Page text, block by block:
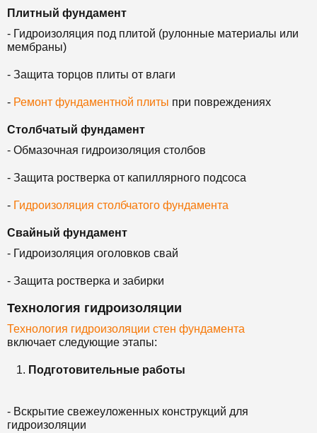
Плитный фундамент
- Гидроизоляция под плитой (рулонные материалы или
мембраны)
- Защита торцов плиты от влаги
- Ремонт фундаментной плиты при повреждениях
Столбчатый фундамент
- Обмазочная гидроизоляция столбов
- Защита ростверка от капиллярного подсоса
- Гидроизоляция столбчатого фундамента
Свайный фундамент
- Гидроизоляция оголовков свай
- Защита ростверка и забирки
Технология гидроизоляции
Технология гидроизоляции стен фундамента
включает следующие этапы:
Подготовительные работы
- Вскрытие свежеуложенных конструкций для
гидроизоляции